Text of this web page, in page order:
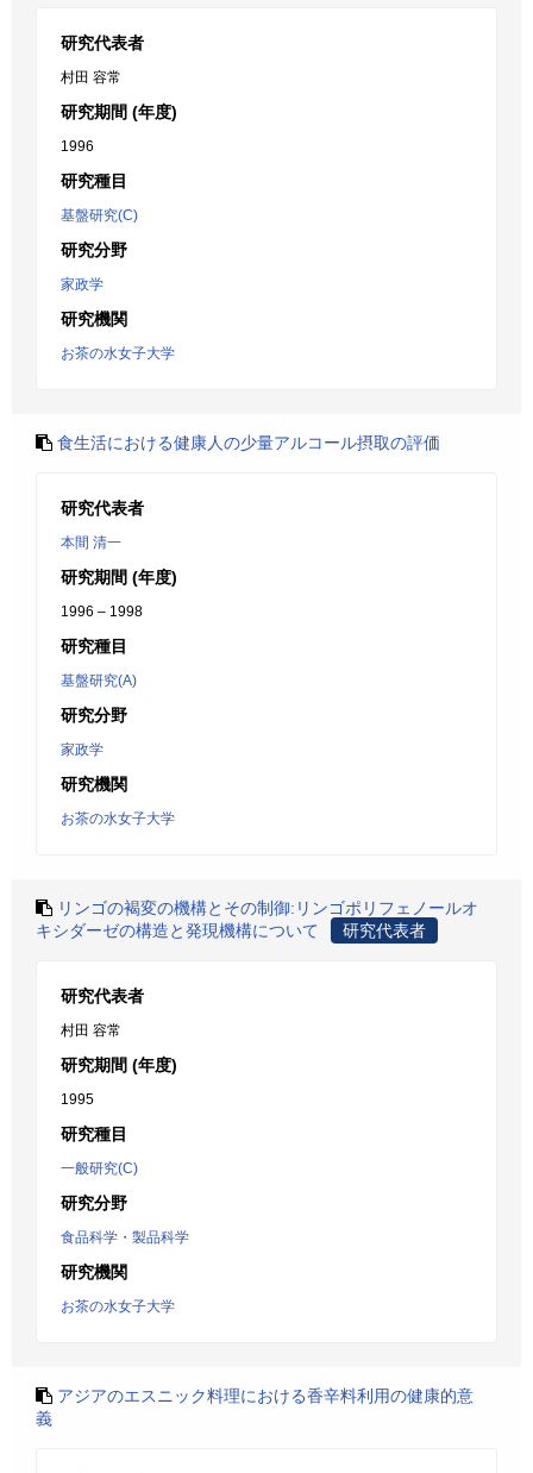
研究代表者
村田 容常
研究期間 (年度)
1996
研究種目
基盤研究(C)
研究分野
家政学
研究機関
お茶の水女子大学
食生活における健康人の少量アルコール摂取の評価
研究代表者
本間 清一
研究期間 (年度)
1996 – 1998
研究種目
基盤研究(A)
研究分野
家政学
研究機関
お茶の水女子大学
リンゴの褐変の機構とその制御:リンゴポリフェノールオ
キシダーゼの構造と発現機構について
研究代表者
研究代表者
村田 容常
研究期間 (年度)
1995
研究種目
一般研究(C)
研究分野
食品科学・製品科学
研究機関
お茶の水女子大学
アジアのエスニック料理における香辛料利用の健康的意
義